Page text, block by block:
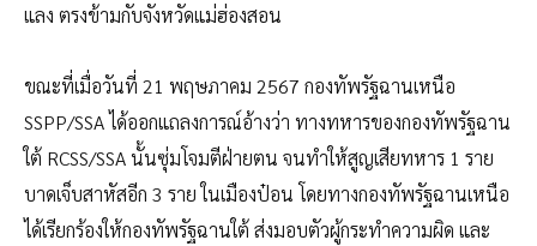
แลง ตรงข้ามกับจังหวัดแม่ฮ่องสอน
ขณะที่เมื่อวันที่ 21 พฤษภาคม 2567 กองทัพรัฐฉานเหนือ
SSPP/SSA ได้ออกแถลงการณ์อ้างว่า ทางทหารของกองทัพรัฐฉาน
ใต้ RCSS/SSA นั้นซุ่มโจมตีฝ่ายตน จนทำให้สูญเสียทหาร 1 ราย
บาดเจ็บสาหัสอีก 3 ราย ในเมืองป๋อน โดยทางกองทัพรัฐฉานเหนือ
ได้เรียกร้องให้กองทัพรัฐฉานใต้ ส่งมอบตัวผู้กระทำความผิด และ